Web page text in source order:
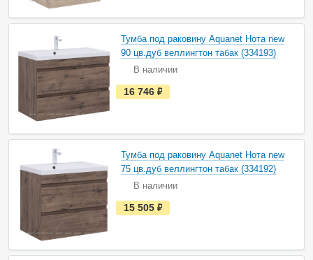
н
л
и
ч
и
Тумба под раковину Aquanet Нота new
90 цв.дуб веллингтон табак (334193)
В наличии
е
с
н
л
и
ч
и
16 746
Тумба под раковину Aquanet Нота new
75 цв.дуб веллингтон табак (334192)
В наличии
е
с
н
15 505